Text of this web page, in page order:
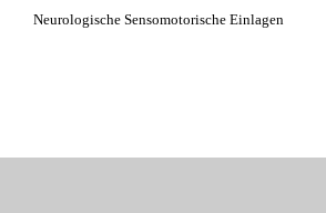
Neurologische Sensomotorische Einlagen